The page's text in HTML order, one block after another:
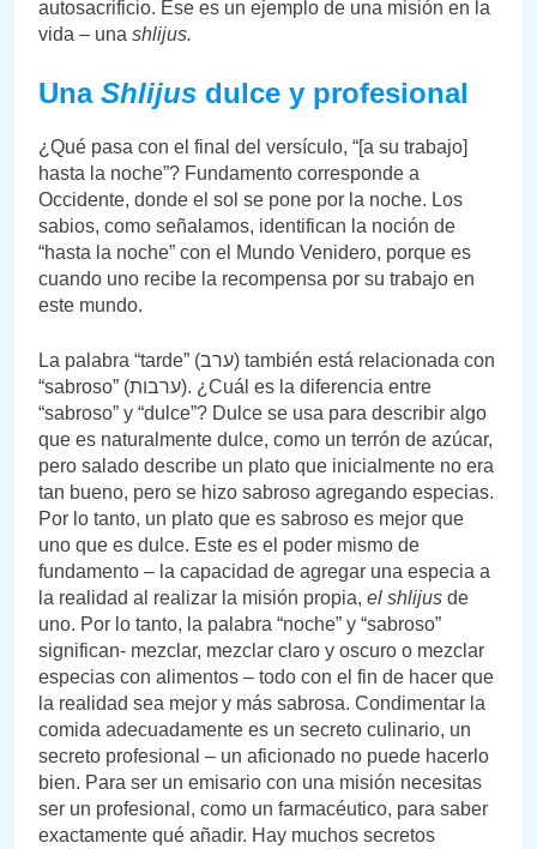
autosacrificio. Ese es un ejemplo de una misión en la
vida – una shlijus.
Una Shlijus dulce y profesional
¿Qué pasa con el final del versículo, “[a su trabajo]
hasta la noche”? Fundamento corresponde a
Occidente, donde el sol se pone por la noche. Los
sabios, como señalamos, identifican la noción de
“hasta la noche” con el Mundo Venidero, porque es
cuando uno recibe la recompensa por su trabajo en
este mundo.
La palabra “tarde” (ערב) también está relacionada con
“sabroso” (ערבות). ¿Cuál es la diferencia entre
“sabroso” y “dulce”? Dulce se usa para describir algo
que es naturalmente dulce, como un terrón de azúcar,
pero salado describe un plato que inicialmente no era
tan bueno, pero se hizo sabroso agregando especias.
Por lo tanto, un plato que es sabroso es mejor que
uno que es dulce. Este es el poder mismo de
fundamento – la capacidad de agregar una especia a
la realidad al realizar la misión propia, el shlijus de
uno. Por lo tanto, la palabra “noche” y “sabroso”
significan- mezclar, mezclar claro y oscuro o mezclar
especias con alimentos – todo con el fin de hacer que
la realidad sea mejor y más sabrosa. Condimentar la
comida adecuadamente es un secreto culinario, un
secreto profesional – un aficionado no puede hacerlo
bien. Para ser un emisario con una misión necesitas
ser un profesional, como un farmacéutico, para saber
exactamente qué añadir. Hay muchos secretos